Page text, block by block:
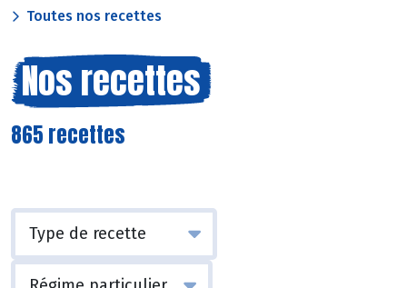
Toutes nos recettes
Nos recettes
865 recettes